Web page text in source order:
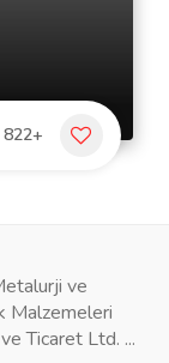
822+
ve
Malzemeleri
Ticaret Ltd. ...